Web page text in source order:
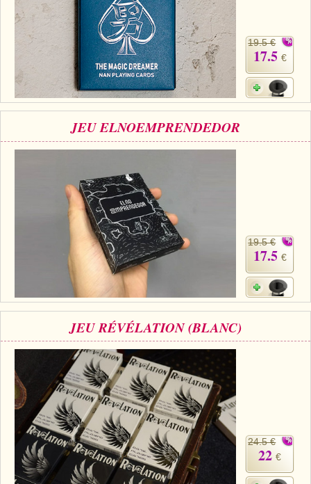
19.5 €
17.5 €
JEU ELNOEMPRENDEDOR
19.5 €
17.5 €
JEU RÉVÉLATION (BLANC)
24.5 €
22 €